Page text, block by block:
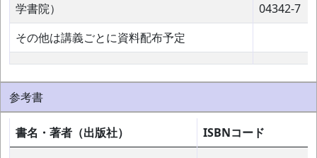
学書院）
04342-7
その他は講義ごとに資料配布予定
参考書
書名・著者（出版社） ISBNコード